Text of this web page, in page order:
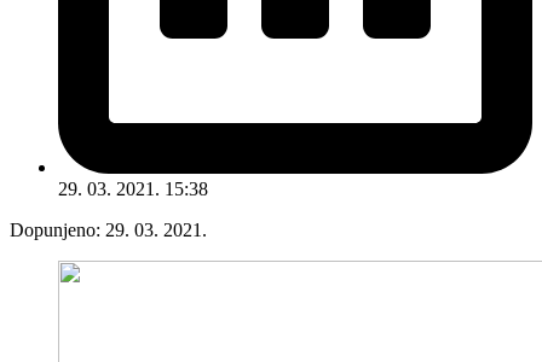
29. 03. 2021. 15:38
Dopunjeno: 29. 03. 2021.